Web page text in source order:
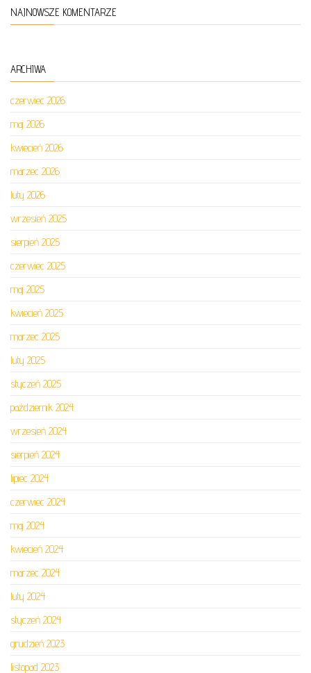
NAJNOWSZE KOMENTARZE
ARCHIWA
czerwiec 2026
maj 2026
kwiecień 2026
marzec 2026
luty 2026
wrzesień 2025
sierpień 2025
czerwiec 2025
maj 2025
kwiecień 2025
marzec 2025
luty 2025
styczeń 2025
październik 2024
wrzesień 2024
sierpień 2024
lipiec 2024
czerwiec 2024
maj 2024
kwiecień 2024
marzec 2024
luty 2024
styczeń 2024
grudzień 2023
listopad 2023